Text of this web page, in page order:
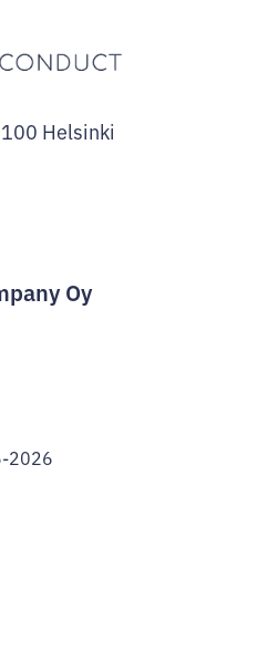
Helsinki
Oy
2026